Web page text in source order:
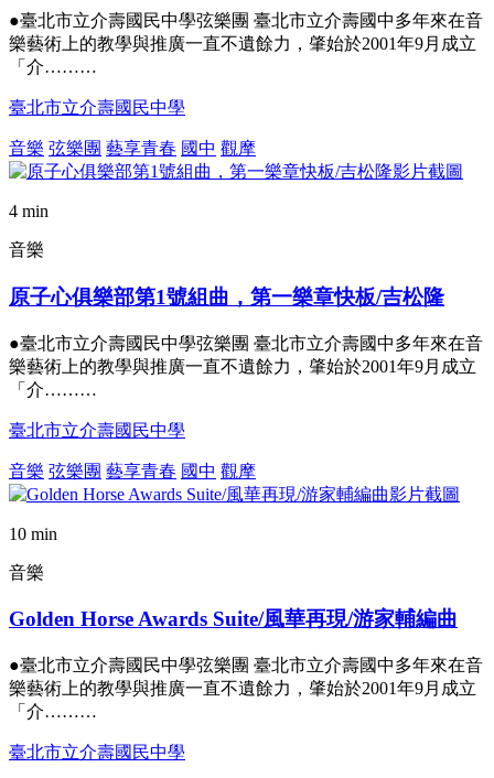
●臺北市立介壽國民中學弦樂團 臺北市立介壽國中多年來在音
樂藝術上的教學與推廣一直不遺餘力，肇始於2001年9月成立
「介………
臺北市立介壽國民中學
音樂 弦樂團 藝享青春 國中 觀摩
4 min
音樂
原子心俱樂部第1號組曲，第一樂章快板/吉松隆
●臺北市立介壽國民中學弦樂團 臺北市立介壽國中多年來在音
樂藝術上的教學與推廣一直不遺餘力，肇始於2001年9月成立
「介………
臺北市立介壽國民中學
音樂 弦樂團 藝享青春 國中 觀摩
10 min
音樂
Golden Horse Awards Suite/風華再現/游家輔編曲
●臺北市立介壽國民中學弦樂團 臺北市立介壽國中多年來在音
樂藝術上的教學與推廣一直不遺餘力，肇始於2001年9月成立
「介………
臺北市立介壽國民中學